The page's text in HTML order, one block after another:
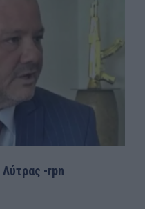
-rpn